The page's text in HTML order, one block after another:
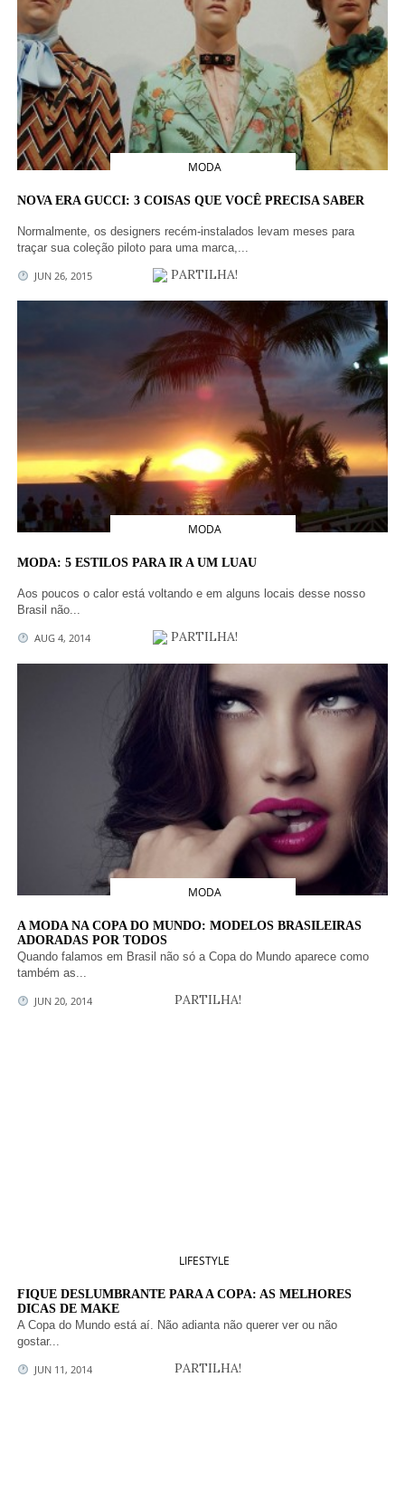
MODA
NOVA ERA GUCCI: 3 COISAS QUE VOCÊ PRECISA SABER
Normalmente, os designers recém-instalados levam meses para
traçar sua coleção piloto para uma marca,...
JUN 26, 2015 PARTILHA!
MODA
MODA: 5 ESTILOS PARA IR A UM LUAU
Aos poucos o calor está voltando e em alguns locais desse nosso
Brasil não...
AUG 4, 2014 PARTILHA!
MODA
A MODA NA COPA DO MUNDO: MODELOS BRASILEIRAS
ADORADAS POR TODOS
Quando falamos em Brasil não só a Copa do Mundo aparece como
também as...
JUN 20, 2014 PARTILHA!
LIFESTYLE
FIQUE DESLUMBRANTE PARA A COPA: AS MELHORES
DICAS DE MAKE
A Copa do Mundo está aí. Não adianta não querer ver ou não
gostar...
JUN 11, 2014 PARTILHA!